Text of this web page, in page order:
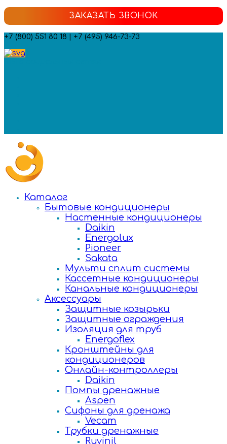
ЗАКАЗАТЬ ЗВОНОК
+7 (800) 551 80 18 | +7 (495) 946-73-73
Каталог
Бытовые кондиционеры
Настенные кондиционеры
Daikin
Energolux
Pioneer
Sakata
Мульти сплит системы
Кассетные кондиционеры
Канальные кондиционеры
Аксессуары
Защитные козырьки
Защитные ограждения
Изоляция для труб
Energoflex
Кронштейны для
кондиционеров
Онлайн-контроллеры
Daikin
Помпы дренажные
Aspen
Сифоны для дренажа
Vecam
Трубки дренажные
Ruvinil